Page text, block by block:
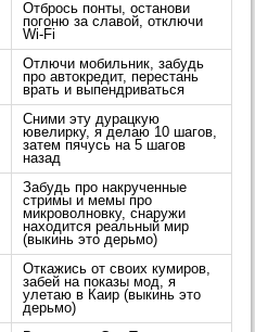
Отбрось понты, останови
погоню за славой, отключи
Wi-Fi
Отлючи мобильник, забудь
про автокредит, перестань
врать и выпендриваться
Сними эту дурацкую
ювелирку, я делаю 10 шагов,
затем пячусь на 5 шагов
назад
Забудь про накрученные
стримы и мемы про
микроволновку, снаружи
находится реальный мир
(выкинь это дерьмо)
Откажись от своих кумиров,
забей на показы мод, я
улетаю в Каир (выкинь это
дерьмо)